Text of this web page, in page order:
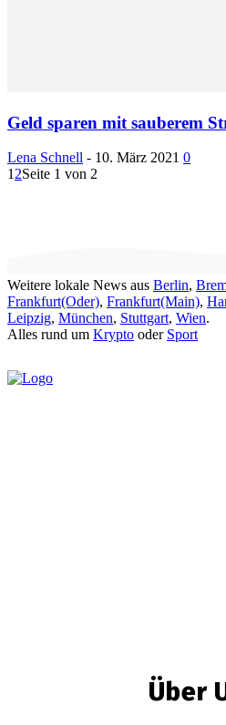
Geld sparen mit sauberem
Lena Schnell - 10. März 2021 0
12Seite 1 von 2
Weitere lokale News aus Berlin,
Frankfurt(Oder), Frankfurt(Main),
Leipzig, München, Stuttgart, Wien.
Alles rund um Krypto oder Sport
Über